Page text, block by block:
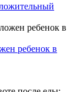
ребенок в